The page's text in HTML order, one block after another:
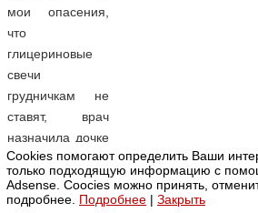
мои опасения,
что
глицериновые
свечи
грудничкам не
ставят, врач
назначила дочке
эти самые
свечи, мы
поставили
Cookies помогают определить Ваши
только подходящую информацию с
Adsense. Coocies можно принять,
подробнее. Подробнее | Закрыть